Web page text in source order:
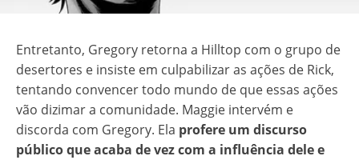
Entretanto, Gregory retorna a Hilltop com o grupo de
desertores e insiste em culpabilizar as ações de Rick,
tentando convencer todo mundo de que essas ações
vão dizimar a comunidade. Maggie intervém e
discorda com Gregory. Ela profere um discurso
público que acaba de vez com a influência dele e